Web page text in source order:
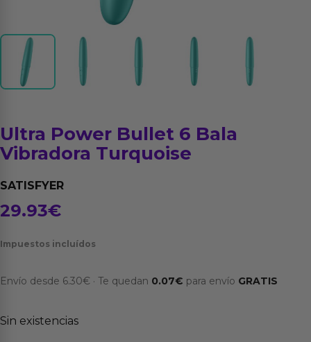
Ultra Power Bullet 6 Bala
Vibradora Turquoise
SATISFYER
29.93€
Impuestos incluídos
Envío desde 6.30€ · Te quedan 0.07€ para envío GRATIS
Sin existencias